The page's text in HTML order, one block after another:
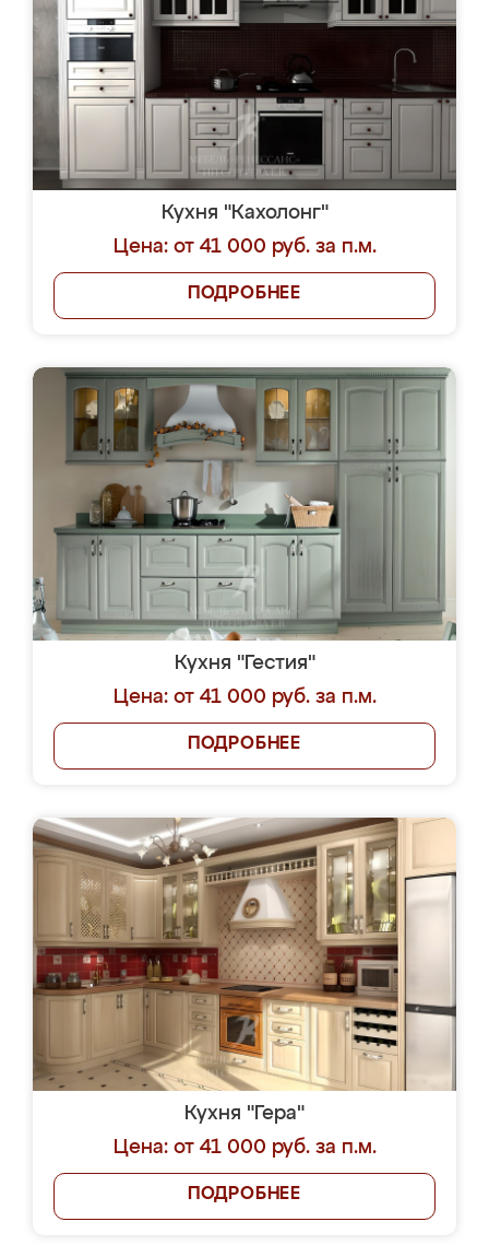
Кухня "Кахолонг"
Цена: от 41 000 руб. за п.м.
ПОДРОБНЕЕ
Кухня "Гестия"
Цена: от 41 000 руб. за п.м.
ПОДРОБНЕЕ
Кухня "Гера"
Цена: от 41 000 руб. за п.м.
ПОДРОБНЕЕ